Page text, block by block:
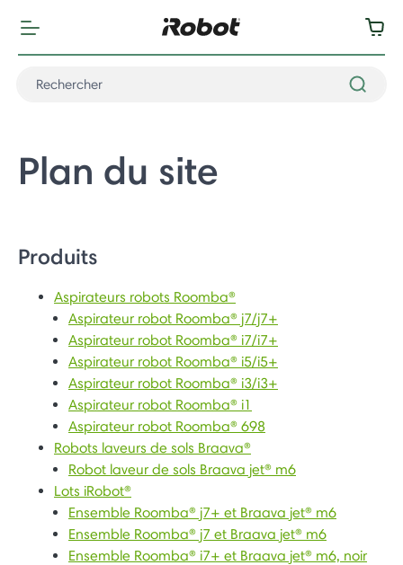
Plan du site
Produits
Aspirateurs robots Roomba®
Aspirateur robot Roomba® j7/j7+
Aspirateur robot Roomba® i7/i7+
Aspirateur robot Roomba® i5/i5+
Aspirateur robot Roomba® i3/i3+
Aspirateur robot Roomba® i1
Aspirateur robot Roomba® 698
Robots laveurs de sols Braava®
Robot laveur de sols Braava jet® m6
Lots iRobot®
Ensemble Roomba® j7+ et Braava jet® m6
Ensemble Roomba® j7 et Braava jet® m6
Ensemble Roomba® i7+ et Braava jet® m6, noir